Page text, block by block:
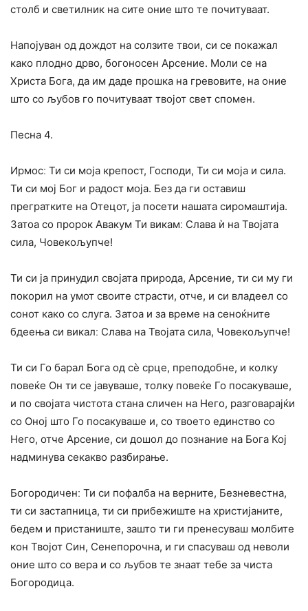
столб и светилник на сите оние што те почитуваат.
Напојуван од дождот на солзите твои, си се покажал
како плодно дрво, богоносен Арсение. Моли се на
Христа Бога, да им даде прошка на гревовите, на оние
што со љубов го почитуваат твојот свет спомен.
Песна 4.
Ирмосː Ти си моја крепост, Господи, Ти си моја и сила.
Ти си мој Бог и радост моја. Без да ги оставиш
прегратките на Отецот, ја посети нашата сиромаштија.
Затоа со пророк Авакум Ти викамː Слава ѝ на Твојата
сила, Човекољупче!
Ти си ја принудил својата природа, Арсение, ти си му ги
покорил на умот своите страсти, отче, и си владеел со
сонот како со слуга. Затоа и за време на сеноќните
бдеења си викалː Слава на Твојата сила, Човекољупче!
Ти си Го барал Бога од сѐ срце, преподобне, и колку
повеќе Он ти се јавуваше, толку повеќе Го посакуваше,
и по својата чистота стана сличен на Него, разговарајќи
со Оној што Го посакуваше и, со твоето единство со
Него, отче Арсение, си дошол до познание на Бога Кој
надминува секакво разбирање.
Богородиченː Ти си пофалба на верните, Безневестна,
ти си застапница, ти си прибежиште на христијаните,
бедем и пристаниште, зашто ти ги пренесуваш молбите
кон Твојот Син, Сенепорочна, и ги спасуваш од неволи
оние што со вера и со љубов те знаат тебе за чиста
Богородица.